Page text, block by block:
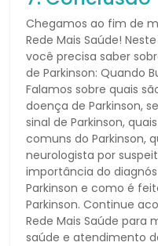
Chegamos ao fim de
Rede Mais Saúde!
você precisa saber
de Parkinson: Quando
Falamos sobre quais
doença de Parkinson,
sinal de Parkinson,
comuns do Parkinson,
neurologista por
importância do
Parkinson e como é
Parkinson. Continue
Rede Mais Saúde para
saúde e atendimento